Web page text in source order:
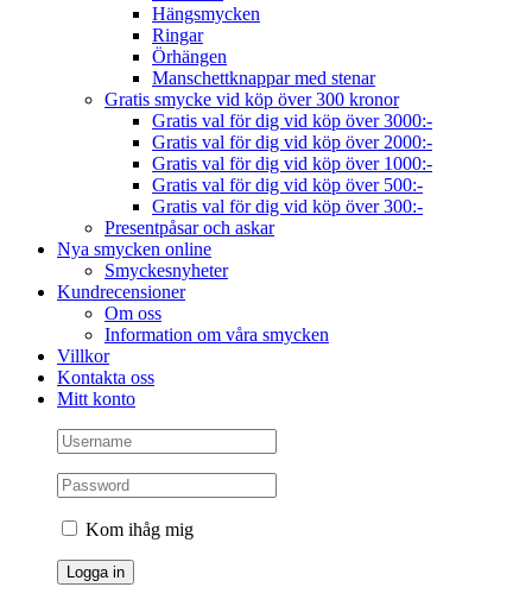
Hängsmycken
Ringar
Örhängen
Manschettknappar med stenar
Gratis smycke vid köp över 300 kronor
Gratis val för dig vid köp över 3000:-
Gratis val för dig vid köp över 2000:-
Gratis val för dig vid köp över 1000:-
Gratis val för dig vid köp över 500:-
Gratis val för dig vid köp över 300:-
Presentpåsar och askar
Nya smycken online
Smyckesnyheter
Kundrecensioner
Om oss
Information om våra smycken
Villkor
Kontakta oss
Mitt konto
Kom ihåg mig